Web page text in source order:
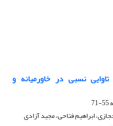
نسبی در خاورمیانه و
55-71
ابراهیم فتاحی، مجید آزادی